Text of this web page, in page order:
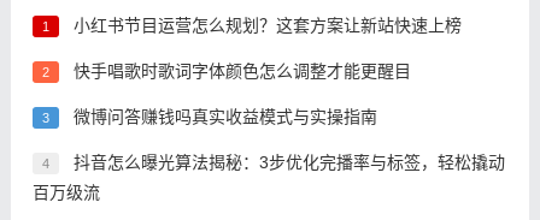
1 小红书节目运营怎么规划？这套方案让新站快速上榜
2 快手唱歌时歌词字体颜色怎么调整才能更醒目
3 微博问答赚钱吗真实收益模式与实操指南
4
抖音怎么曝光算法揭秘：3步优化完播率与标签，轻松撬动
百万级流